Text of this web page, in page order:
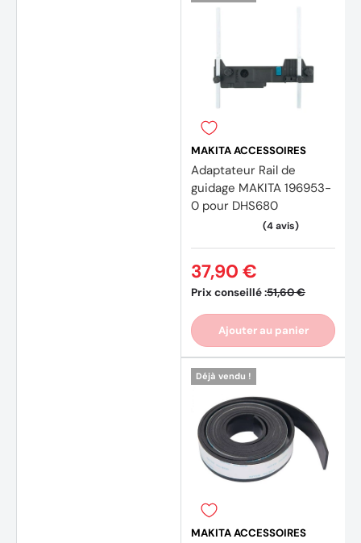
MAKITA ACCESSOIRES
Adaptateur Rail de
guidage MAKITA 196953-
0 pour DHS680
Prix conseillé :51,60 €
37,90 €
Ajouter au panier
Déjà vendu !
MAKITA ACCESSOIRES